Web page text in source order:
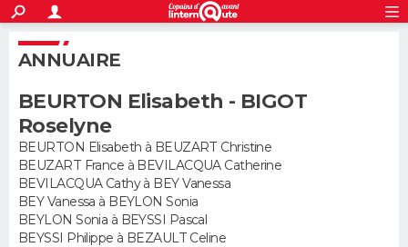
ACTUALITÉS
Politique
Société
Faits Divers
Education
Monde
Villes
+
SPORT
Coupe du monde 2026
Football
Tennis
Cyclisme
Rugby
Forum
CULTURE
Programme TV
TNTStreaming
Cinéma
Sorties cinéma
Musique
+
FINANCE
Retraite
Impôts
Epargne
Immobilier
Risques naturels par ville
Banque
Assurance
Crédit
AUTO
Essais
Réserver un essai
Citadines
Berlines
SUV
Forum auto
+
HIGH-TECH
S'inscrire
Connexion
ANNUAIRE
BEURTON Elisabeth - BIGOT
Roselyne
BEURTON Elisabeth à BEUZART Christine
BEUZART France à BEVILACQUA Catherine
BEVILACQUA Cathy à BEY Vanessa
BEY Vanessa à BEYLON Sonia
BEYLON Sonia à BEYSSI Pascal
BEYSSI Philippe à BEZAULT Celine